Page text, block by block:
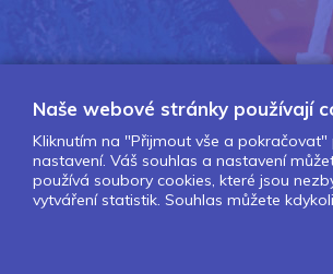
Naše webové stránky používají
Kliknutím na "Přijmout vše a
nastavení. Váš souhlas a nastavení
používá soubory cookies, které jsou
vytváření statistik. Souhlas můžete